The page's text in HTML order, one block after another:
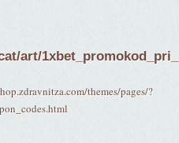
art/
themes/pages/?